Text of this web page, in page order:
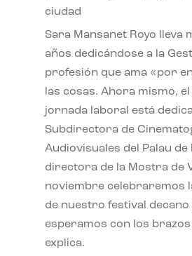
ciudad
Sara Mansanet Royo lleva
años dedicándose a la
profesión que ama «por
las cosas. Ahora mismo, el
jornada laboral está
Subdirectora de
Audiovisuales del Palau de
directora de la Mostra de
noviembre celebraremos
de nuestro festival decano
esperamos con los
explica.